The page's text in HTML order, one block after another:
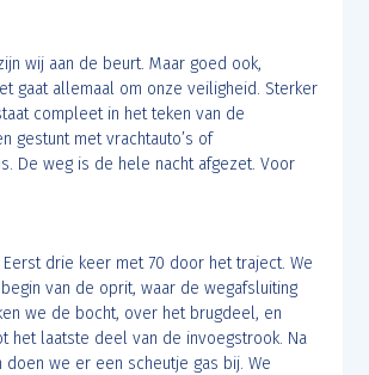
wij aan de beurt. Maar goed ook,
gaat allemaal om onze veiligheid. Sterker
compleet in het teken van de
gestunt met vrachtauto’s of
De weg is de hele nacht afgezet. Voor
drie keer met 70 door het traject. We
van de oprit, waar de wegafsluiting
we de bocht, over het brugdeel, en
het laatste deel van de invoegstrook. Na
we er een scheutje gas bij. We